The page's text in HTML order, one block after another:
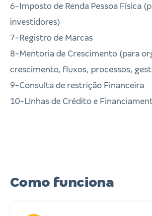
6-Imposto de Renda Pessoa Física
investidores)
7-Registro de Marcas
8-Mentoria de Crescimento (para
crescimento, fluxos, processos,
9-Consulta de restrição Financeira
10-LInhas de Crédito e
Como funciona